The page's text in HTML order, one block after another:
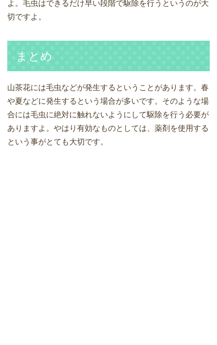
よ。毛虫はできるだけ早い段階で駆除を行うというのが大
切ですよ。
まとめ
山茶花には毛虫などが発生するということがあります。春
や夏などに発生するという場合が多いです。そのような場
合には毛虫に絶対に触れないようにして駆除を行う必要が
ありますよ。やはり有効なものとしては、薬剤を使用する
という事がとても大切です。